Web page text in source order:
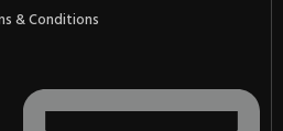
& Conditions